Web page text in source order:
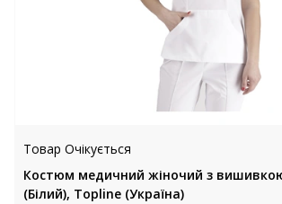
Товар Очікується
Костюм медичний жіночий з
(Білий), Topline (Україна)